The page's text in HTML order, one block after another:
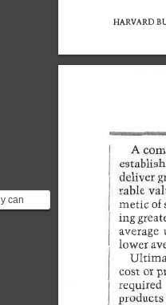
can
only if it
